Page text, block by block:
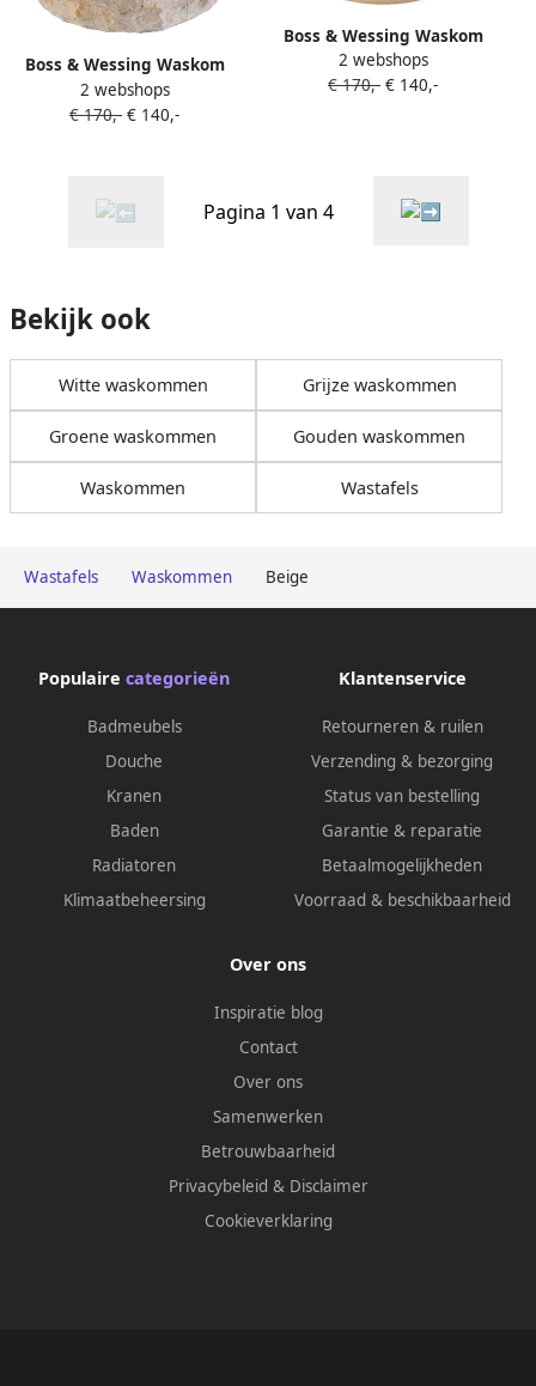
Wastafels Waskommen Beige
Boss & Wessing Waskom
BWS Stone Rond 35x35x15
cm Met Gepolijste
2 webshops
€ 170,- € 140,-
Boss & Wessing Waskom
BWS Stone Rond 35x35x12
cm Gepolijst Natuursteen
2 webshops
€ 170,- € 140,-
Pagina 1 van 4
Bekijk ook
Witte waskommen Grijze waskommen
Groene waskommen Gouden waskommen
Waskommen Wastafels
Populaire categorieën
Badmeubels
Douche
Kranen
Baden
Radiatoren
Klimaatbeheersing
Klantenservice
Retourneren & ruilen
Verzending & bezorging
Status van bestelling
Garantie & reparatie
Betaalmogelijkheden
Voorraad & beschikbaarheid
Over ons
Inspiratie blog
Contact
Over ons
Samenwerken
Betrouwbaarheid
Privacybeleid & Disclaimer
Cookieverklaring